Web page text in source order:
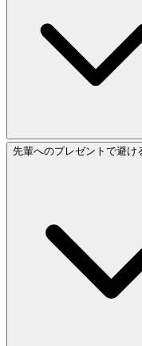
先輩へのプレゼントで避け